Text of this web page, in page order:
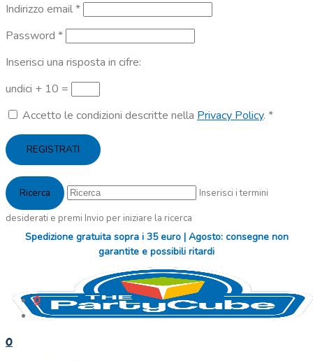
Indirizzo email*Richiesto
Password *Richiesto
Inserisci una risposta in cifre:
undici + 10 =
Accetto le condizioni descritte nella Privacy Policy. *
REGISTRATI
Inserisci i termini
desiderati e premi Invio per iniziare la ricerca
Spedizione gratuita sopra i 35 euro | Agosto: consegne non
garantite e possibili ritardi
0
0